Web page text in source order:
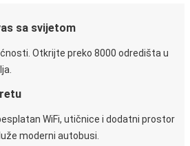
sa svijetom
Otkrijte preko 8000 odredišta u
WiFi, utičnice i dodatni prostor
moderni autobusi.